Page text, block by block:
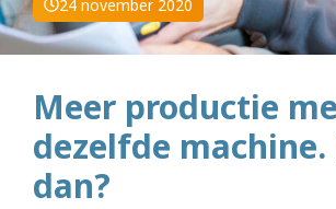
24 november 2020
Meer productie
dezelfde machine.
dan?